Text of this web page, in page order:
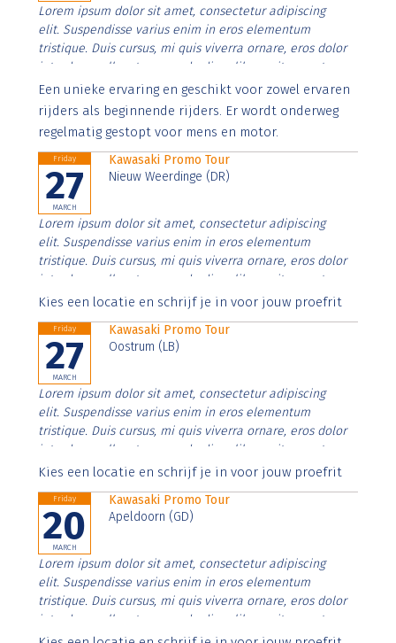
Lorem ipsum dolor sit amet, consectetur adipiscing
elit. Suspendisse varius enim in eros elementum
tristique. Duis cursus, mi quis viverra ornare, eros dolor
interdum nulla, ut commodo diam libero vitae erat.
Aenean faucibus nibh et justo cursus id rutrum lorem
imperdiet. Nunc ut sem vitae risus tristique posuere.
Een unieke ervaring en geschikt voor zowel ervaren
rijders als beginnende rijders. Er wordt onderweg
regelmatig gestopt voor mens en motor.
Friday
27
MARCH
Kawasaki Promo Tour
Nieuw Weerdinge (DR)
Lorem ipsum dolor sit amet, consectetur adipiscing
elit. Suspendisse varius enim in eros elementum
tristique. Duis cursus, mi quis viverra ornare, eros dolor
interdum nulla, ut commodo diam libero vitae erat.
Aenean faucibus nibh et justo cursus id rutrum lorem
Kies een locatie en schrijf je in voor jouw proefrit
Friday
27
MARCH
Kawasaki Promo Tour
Oostrum (LB)
Lorem ipsum dolor sit amet, consectetur adipiscing
elit. Suspendisse varius enim in eros elementum
tristique. Duis cursus, mi quis viverra ornare, eros dolor
interdum nulla, ut commodo diam libero vitae erat.
Aenean faucibus nibh et justo cursus id rutrum lorem
Kies een locatie en schrijf je in voor jouw proefrit
Friday
20
MARCH
Kawasaki Promo Tour
Apeldoorn (GD)
Lorem ipsum dolor sit amet, consectetur adipiscing
elit. Suspendisse varius enim in eros elementum
tristique. Duis cursus, mi quis viverra ornare, eros dolor
interdum nulla, ut commodo diam libero vitae erat.
Aenean faucibus nibh et justo cursus id rutrum lorem